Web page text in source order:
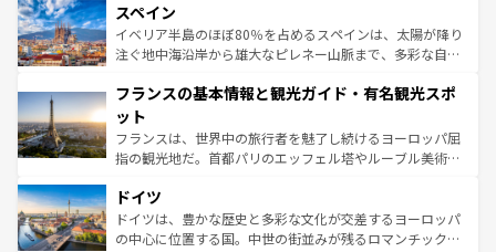
ろん、トスカーナの美しい田園風景やアマルフィ海岸の絶
景など、自然景観も見逃せない。観光の合間には、本場の
ピザやパスタなど、絶品のイタリア料理を堪能することも
ませてくれるイタリアで、忘れられない旅をしてみよう！
なお、新着のイタリア情報は
しい。
スペイン
イベリア半島のほぼ80％を占めるスペインは、太陽が降り
注ぐ地中海沿岸から雄大なピレネー山脈まで、多彩な自然
文化が根付くこの国では、情熱的なフラメンコ、熱気あふ
れる闘牛、そして美味しいタパスが生活の一部となってい
る。首都マドリードの洗練された雰囲気や、バルセロナの
アートに溢れた街角から、地方では古代ローマ遺跡や中世
せる。地方によって風土や気候が異なるスペインはその個
性で訪れる人を魅了する。 なお、新着のスペイン情報は コ
ンテンツ一覧を参照してほしい。
フランスの基本情報と観光ガイド・有名観光スポ
ット
フランスは、世界中の旅行者を魅了し続けるヨーロッパ屈
指の観光地だ。首都パリのエッフェル塔やルーブル美術館
で、幅広い魅力が詰まっている。華麗な宮殿、歴史的な大
聖堂、美しいビーチ、そして豊かな自然が、訪れる者を心
から魅了する。また、フランスは美食の国としても知ら
ドイツ
ドイツは、豊かな歴史と多彩な文化が交差するヨーロッパ
の中心に位置する国。中世の街並みが残るロマンチック街